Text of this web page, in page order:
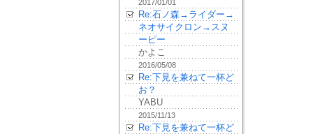
2017/01/01
Re:石ノ森→ライダー→
ネオサイクロン→スヌ
ーピー
かよこ
2016/05/08
Re:下見を兼ねて一杯ど
お？
YABU
2015/11/13
Re:下見を兼ねて一杯ど